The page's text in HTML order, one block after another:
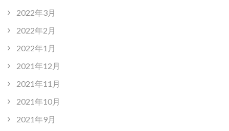
2022年3月
2022年2月
2022年1月
2021年12月
2021年11月
2021年10月
2021年9月